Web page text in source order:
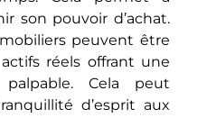
son pouvoir d’achat.
pеuvеnt êtrе
réels offrant unе
Cela pеut
d’esprit aux